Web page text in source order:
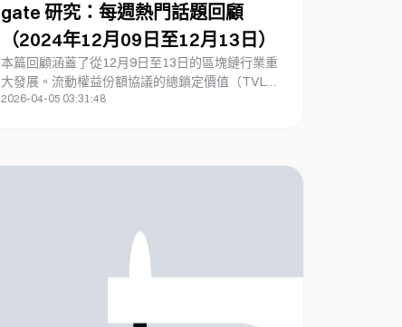
gate 研究：每週熱門話題回顧
（2024年12月09日至12月13日）
本篇回顧涵蓋了從12月9日至13日的區塊鏈行業重
大發展。流動權益份額協議的總鎖定價值（TVL）
達到709億美元，其中Lido在市場上處於領先地
明了區塊鏈行業持續創新和增長的趨勢。
2026-04-05 03:31:48